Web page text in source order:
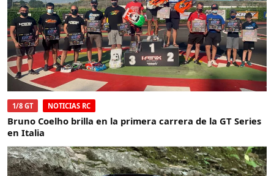
1/8 GT NOTICIAS RC
Bruno Coelho brilla en la primera carrera de la GT Series
en Italia